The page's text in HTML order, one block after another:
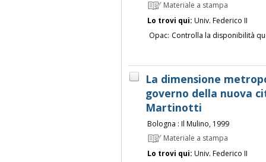
Materiale a stampa
Lo trovi qui: Univ. Federico II
Opac: Controlla la disponibilità
La dimensione
governo della nuova
Martinotti
Bologna : Il Mulino, 1999
Materiale a stampa
Lo trovi qui: Univ. Federico II